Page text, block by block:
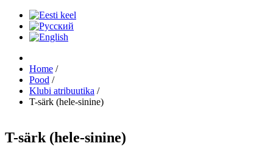
Home /
Pood /
Klubi atribuutika /
T-särk (hele-sinine)
T-särk (hele-sinine)